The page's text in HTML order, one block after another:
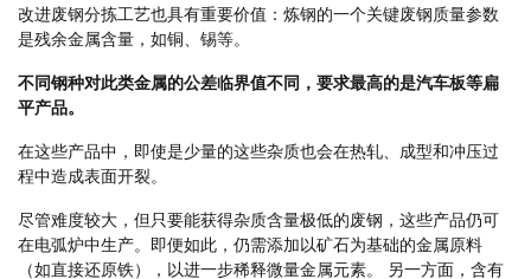
改进废钢分拣工艺也具有重要价值：炼钢的一个关键废钢质量参数
是残余金属含量，如铜、锡等。
不同钢种对此类金属的公差临界值不同，要求最高的是汽车板等扁
平产品。
在这些产品中，即使是少量的这些杂质也会在热轧、成型和冲压过
程中造成表面开裂。
尽管难度较大，但只要能获得杂质含量极低的废钢，这些产品仍可
在电弧炉中生产。即便如此，仍需添加以矿石为基础的金属原料
（如直接还原铁），以进一步稀释微量金属元素。 另一方面，含有